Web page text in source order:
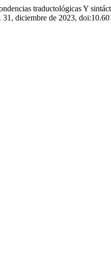
traductológicas Y
31, diciembre de 2023,